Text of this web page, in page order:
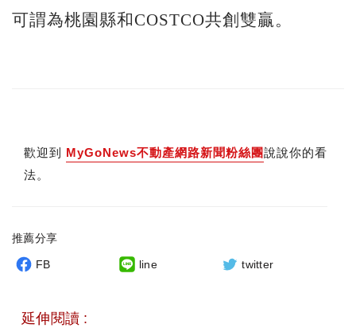
可謂為桃園縣和COSTCO共創雙贏。
歡迎到 MyGoNews不動產網路新聞粉絲團說說你的看
法。
推薦分享
FB line twitter
延伸閱讀 :